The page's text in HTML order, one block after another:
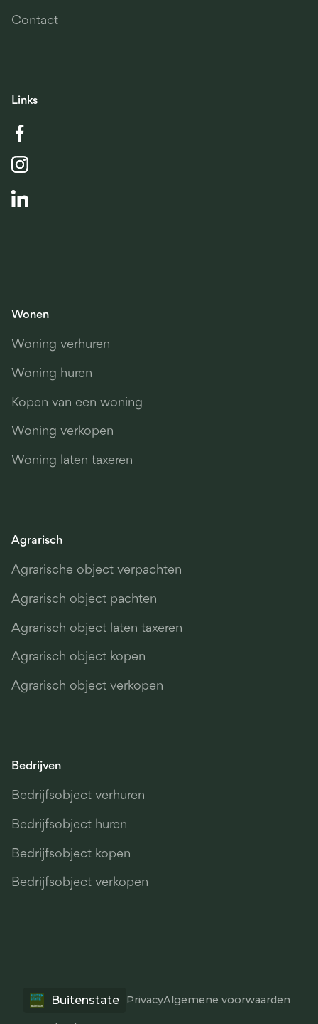
Contact
Links
Wonen
Woning verhuren
Woning huren
Kopen van een woning
Woning verkopen
Woning laten taxeren
Agrarisch
Agrarische object verpachten
Agrarisch object pachten
Agrarisch object laten taxeren
Agrarisch object kopen
Agrarisch object verkopen
Bedrijven
Bedrijfsobject verhuren
Bedrijfsobject huren
Bedrijfsobject kopen
Bedrijfsobject verkopen
Buitenstate PrivacyAlgemene voorwaarden